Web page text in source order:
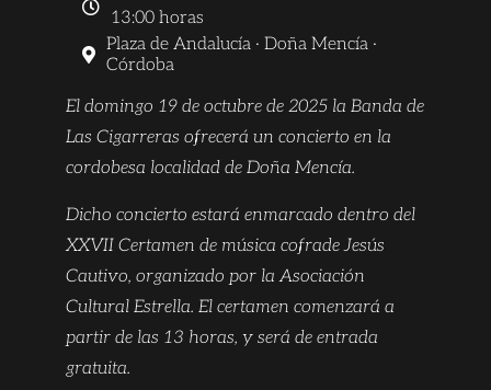
13:00 horas
Plaza de Andalucía · Doña Mencía ·
Córdoba
El domingo 19 de octubre de 2025 la Banda de
Las Cigarreras ofrecerá un concierto en la
cordobesa localidad de Doña Mencía.
Dicho concierto estará enmarcado dentro del
XXVII Certamen de música cofrade Jesús
Cautivo, organizado por la Asociación
Cultural Estrella. El certamen comenzará a
partir de las 13 horas, y será de entrada
gratuita.